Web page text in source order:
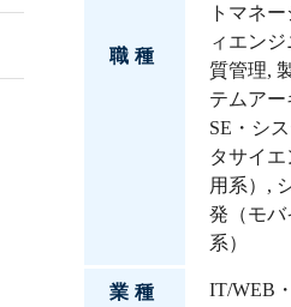
職種
トマネ
ィエンジ
質管理,
テムアー
SE・シ
タサイエ
用系） ,
発（モバ
系）
業種 IT/WEB